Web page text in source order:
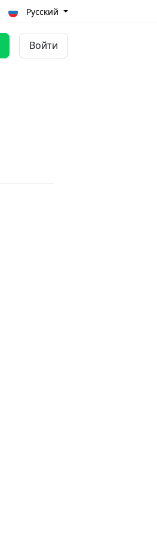
Русский
Войти